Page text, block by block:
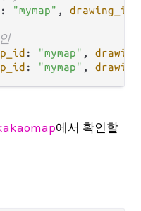
: "mymap" , drawing_id
: "mymap" ,
: "mymap" ,
에서 확인할